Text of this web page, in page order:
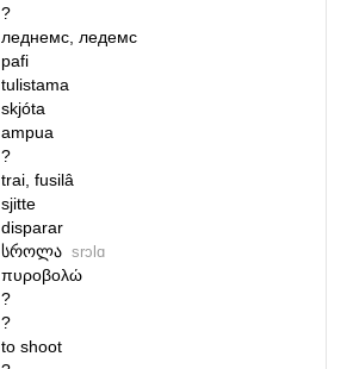
?
леднемс, ледемс
pafi
tulistama
skjóta
ampua
?
trai, fusilâ
sjitte
disparar
სროლა srɔlɑ
πυροβολώ
?
?
to shoot